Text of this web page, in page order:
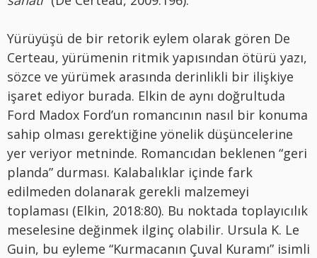
Yürüyüşü de bir retorik eylem olarak gören De
Certeau, yürümenin ritmik yapısından ötürü yazı,
sözce ve yürümek arasında derinlikli bir ilişkiye
işaret ediyor burada. Elkin de aynı doğrultuda
Ford Madox Ford’un romancının nasıl bir konuma
sahip olması gerektiğine yönelik düşüncelerine
yer veriyor metninde. Romancıdan beklenen “geri
planda” durması. Kalabalıklar içinde fark
edilmeden dolanarak gerekli malzemeyi
toplaması (Elkin, 2018:80). Bu noktada toplayıcılık
meselesine değinmek ilginç olabilir. Ursula K. Le
Guin, bu eyleme “Kurmacanın Çuval Kuramı” isimli